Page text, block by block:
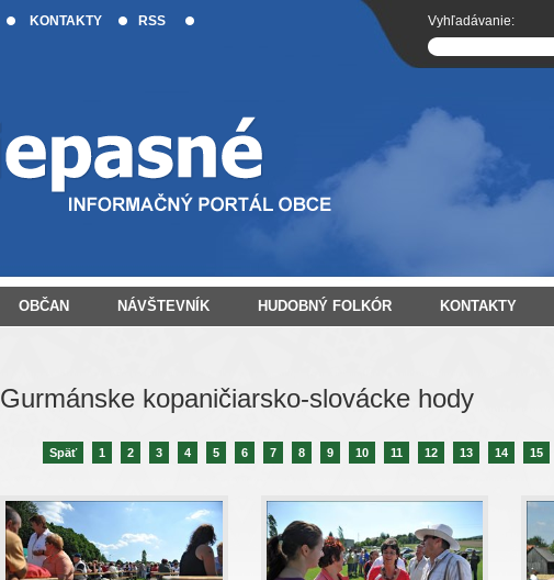
KONTAKTY RSS Vyhľadávanie:
OBČAN NÁVŠTEVNÍK HUDOBNÝ FOLKÓR KONTAKTY
Gurmánske kopaničiarsko-slovácke hody
Späť 1 2 3 4 5 6 7 8 9 10 11 12 13 14 15